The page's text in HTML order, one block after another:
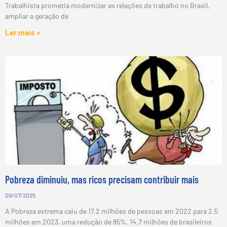
Trabalhista prometia modernizar as relações de trabalho no Brasil,
ampliar a geração de
Ler mais »
Pobreza diminuiu, mas ricos precisam contribuir mais
09/07/2025
A Pobreza extrema caiu de 17,2 milhões de pessoas em 2022 para 2,5
milhões em 2023, uma redução de 85%. 14,7 milhões de brasileiros